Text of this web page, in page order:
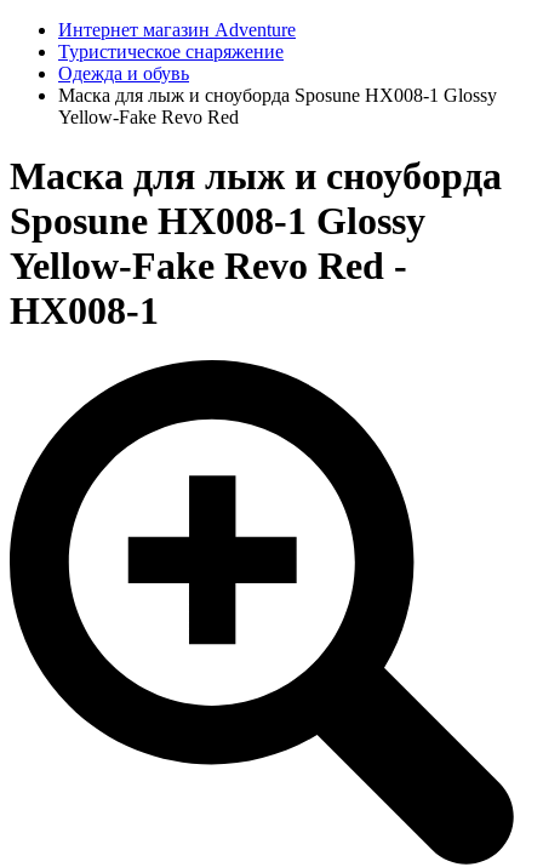
Интернет магазин Adventure
Туристическое снаряжение
Одежда и обувь
Маска для лыж и сноуборда Sposune HX008-1 Glossy
Yellow-Fake Revo Red
Маска для лыж и сноуборда
Sposune HX008-1 Glossy
Yellow-Fake Revo Red -
HX008-1